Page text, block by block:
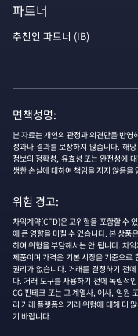
파트너
추천인 파트너 (IB)
면책성명:
본 자료는 개인의 관정과 의견만을 반영
성과나 결과를 보장하지 않습니다. 해
정보의 정확성, 유효성 또는 완전성에
생한 손실에 대하여 책임을 지지 않음을
위험 경고:
차익계약(CFD)은 고위험을 포함할 수
에 큰 영향을 미칠 수 있습니다. 본 상품
하여 위험을 부담해서는 안 됩니다. 차
제품이며 가격은 기본 시장을 기준으로
권리가 없습니다. 거래를 결정하기 전
다. 거래 도구를 사용하기 전에 독립적
CG 핀테크 또는 그 계열사, 이사, 임원
리 거래 플랫폼의 거래 위험에 대해 더
기 바랍니다.